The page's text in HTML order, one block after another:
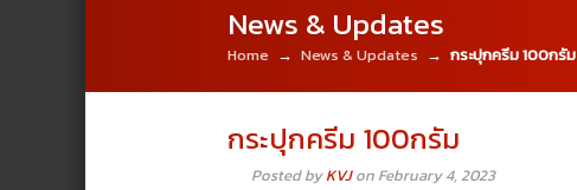
News & Updates
Home → News & Updates → กระปุกครีม 100กรัม
กระปุกครีม 100กรัม
Posted byKVJon February 4, 2023